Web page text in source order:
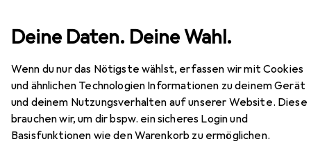
Deine Daten. Deine Wahl.
Wenn du nur das Nötigste wählst, erfassen wir mit Cookies
und ähnlichen Technologien Informationen zu deinem Gerät
und deinem Nutzungsverhalten auf unserer Website. Diese
brauchen wir, um dir bspw. ein sicheres Login und
Basisfunktionen wie den Warenkorb zu ermöglichen.
+ Akkus Batterien + Akkus Varta CR2032
EUR
3,58 bei 3 Stück EUR
0,89/1Stk.
Varta CR2032
4 Stk., CR2032, 230 mAh